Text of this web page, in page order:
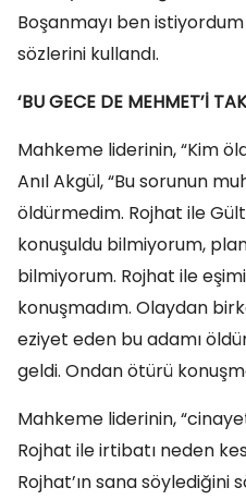
Boşanmayı ben
sözlerini kullandı.
‘BU GECE DE MEHMET’İ
Mahkeme liderinin, “Kim
Anıl Akgül, “Bu sorunun
öldürmedim. Rojhat ile
konuşuldu bilmiyorum,
bilmiyorum. Rojhat ile
konuşmadım. Olaydan
eziyet eden bu adamı
geldi. Ondan ötürü
Mahkeme liderinin,
Rojhat ile irtibatı neden
Rojhat’ın sana söylediğini